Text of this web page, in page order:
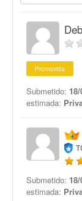
Promovida
Submetido:
estimada:
Submetido:
estimada: